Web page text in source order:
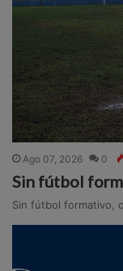
Ago 07, 2026 0
Sin fútbol
Sin fútbol formativo,